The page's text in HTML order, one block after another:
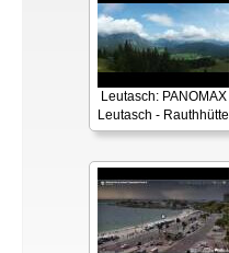
Leutasch: PANOMAX
Leutasch - Rauthhütte